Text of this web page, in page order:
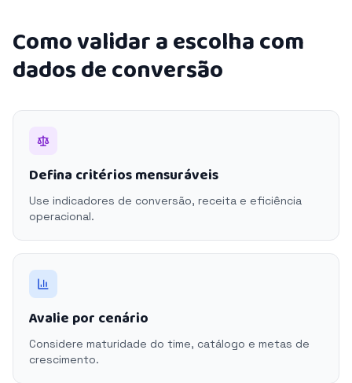
Como validar a escolha com
dados de conversão
Defina critérios mensuráveis
Use indicadores de conversão, receita e eficiência
operacional.
Avalie por cenário
Considere maturidade do time, catálogo e metas de
crescimento.